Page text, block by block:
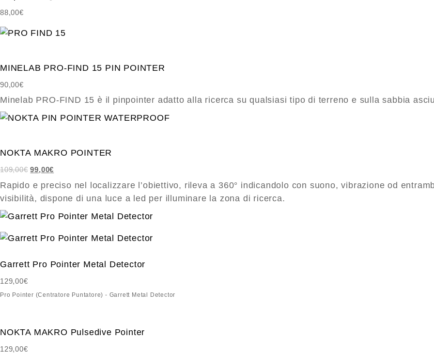
88,00€
MINELAB PRO-FIND 15 PIN POINTER
90,00€
Minelab PRO-FIND 15 è il pinpointer adatto alla ricerca su qualsiasi tipo di terreno e sulla sabbia
NOKTA MAKRO POINTER
109,00€ Il
originale
era:
109,00€.
99,00€
prezzo
è:
99,00€.
Rapido e preciso nel localizzare l’obiettivo, rileva a 360° indicandolo con suono, vibrazione od
visibilità, dispone di una luce a led per illuminare la zona di ricerca.
Garrett Pro Pointer Metal Detector
129,00€
Pro Pointer (Centratore Puntatore) - Garrett Metal Detector
NOKTA MAKRO Pulsedive Pointer
129,00€